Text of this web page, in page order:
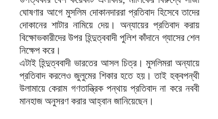
ঘোষণার আগে মুসলিম দোকানদাররা প্রতিবাদ হিসেবে তাদের
দোকানের শাটার নামিয়ে দেয়। অন্যায়ের প্রতিবাদ করায়
বিক্ষোভকারীদের উপর হিন্দুত্ববাদী পুলিশ কাঁদানে গ্যাসের শেল
নিক্ষেপ করে।
এটাই হিন্দুত্ববাদী ভারতের আসল চিত্র। মুসলিমরা অন্যায়ে
প্রতিবাদ করলেও জুলুমের শিকার হতে হয়। তাই হক্বপন্থী
উলামায়ে কেরাম গণতান্ত্রিক পন্থায় প্রতিবাদ না করে নববী
মানহাজ অনুসরণ করার আহ্বান জানিয়েছেন।